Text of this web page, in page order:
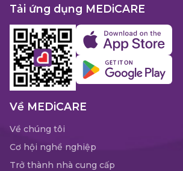
Tải ứng dụng MEDiCARE
Về MEDiCARE
Về chúng tôi
Cơ hội nghề nghiệp
Trở thành nhà cung cấp